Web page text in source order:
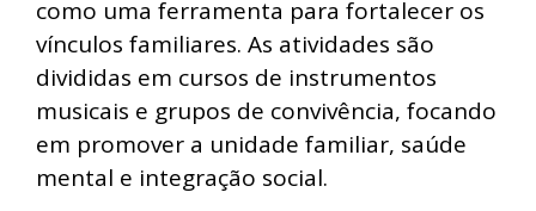
como uma ferramenta para fortalecer os
vínculos familiares. As atividades são
divididas em cursos de instrumentos
musicais e grupos de convivência, focando
em promover a unidade familiar, saúde
mental e integração social.